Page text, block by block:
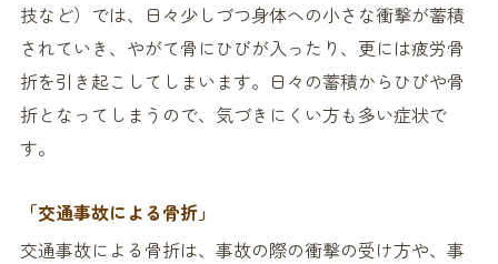
技など）では、日々少しづつ身体への小さな衝撃が蓄積
されていき、やがて骨にひびが入ったり、更には疲労骨
折を引き起こしてしまいます。日々の蓄積からひびや骨
折となってしまうので、気づきにくい方も多い症状で
す。
「交通事故による骨折」
交通事故による骨折は、事故の際の衝撃の受け方や、事